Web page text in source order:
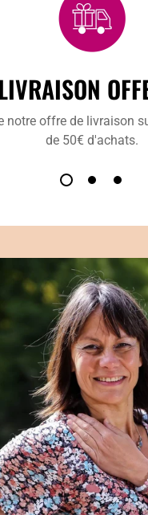
notre offre de livraison
de 50€ d'achats.